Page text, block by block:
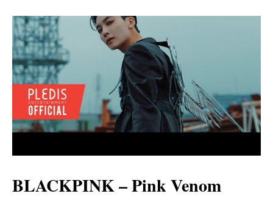
BLACKPINK – Pink Venom